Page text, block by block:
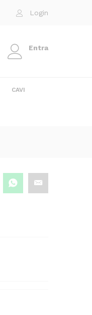
Login
Entra
CAVI